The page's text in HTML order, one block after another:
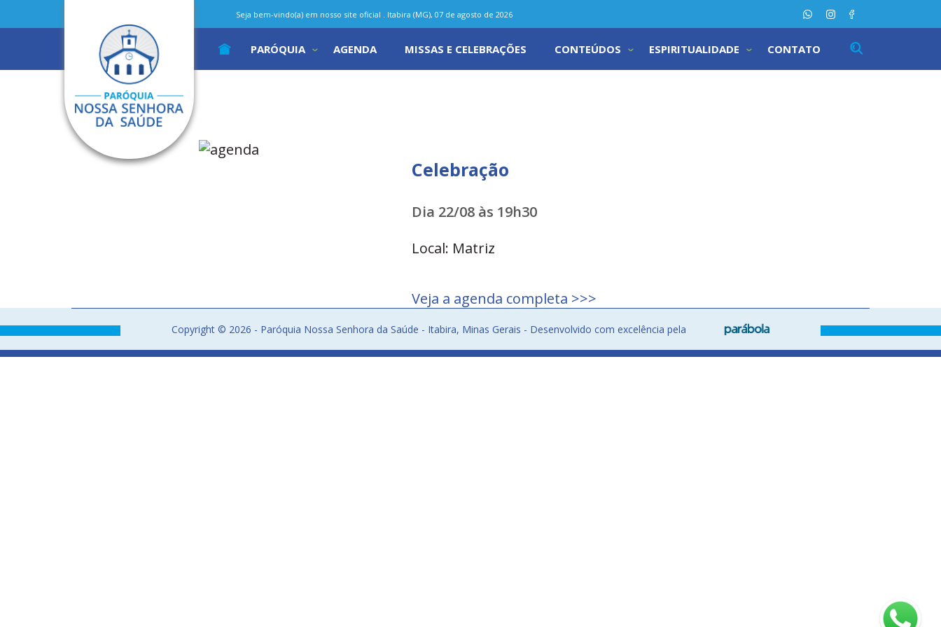
Seja bem-vindo(a) em nosso site oficial . Itabira (MG), 07 de agosto de 2026
PARÓQUIA AGENDA MISSAS E CELEBRAÇÕES CONTEÚDOS ESPIRITUALIDADE CONTATO
Celebração
Dia 22/08 às 19h30
Local: Matriz
Veja a agenda completa >>>
Copyright © 2026 - Paróquia Nossa Senhora da Saúde - Itabira, Minas Gerais - Desenvolvido com excelência pela